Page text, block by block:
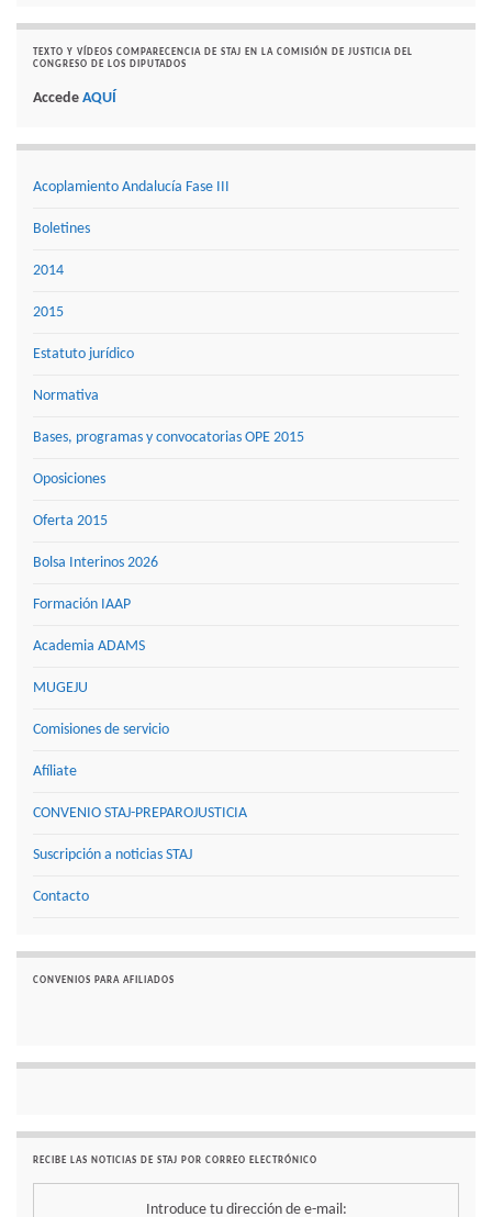
TEXTO Y VÍDEOS COMPARECENCIA DE STAJ EN LA COMISIÓN DE JUSTICIA DEL
CONGRESO DE LOS DIPUTADOS
Accede AQUÍ
Acoplamiento Andalucía Fase III
Boletines
2014
2015
Estatuto jurídico
Normativa
Bases, programas y convocatorias OPE 2015
Oposiciones
Oferta 2015
Bolsa Interinos 2026
Formación IAAP
Academia ADAMS
MUGEJU
Comisiones de servicio
Afíliate
CONVENIO STAJ-PREPAROJUSTICIA
Suscripción a noticias STAJ
Contacto
CONVENIOS PARA AFILIADOS
RECIBE LAS NOTICIAS DE STAJ POR CORREO ELECTRÓNICO
Introduce tu dirección de e-mail: